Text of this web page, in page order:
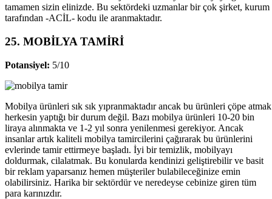
tamamen sizin elinizde. Bu sektördeki uzmanlar bir çok şirket, kurum
tarafından -ACİL- kodu ile aranmaktadır.
25. MOBİLYA TAMİRİ
Potansiyel: 5/10
Mobilya ürünleri sık sık yıpranmaktadır ancak bu ürünleri çöpe atmak
herkesin yaptığı bir durum değil. Bazı mobilya ürünleri 10-20 bin
liraya alınmakta ve 1-2 yıl sonra yenilenmesi gerekiyor. Ancak
insanlar artık kaliteli mobilya tamircilerini çağırarak bu ürünlerini
evlerinde tamir ettirmeye başladı. İyi bir temizlik, mobilyayı
doldurmak, cilalatmak. Bu konularda kendinizi geliştirebilir ve basit
bir reklam yaparsanız hemen müşteriler bulabileceğinize emin
olabilirsiniz. Harika bir sektördür ve neredeyse cebinize giren tüm
para karınızdır.